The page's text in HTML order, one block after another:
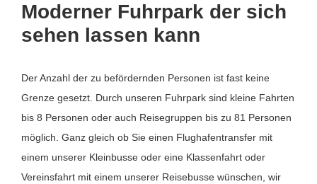
Moderner Fuhrpark der sich
sehen lassen kann
Der Anzahl der zu befördernden Personen ist fast keine
Grenze gesetzt. Durch unseren Fuhrpark sind kleine Fahrten
bis 8 Personen oder auch Reisegruppen bis zu 81 Personen
möglich. Ganz gleich ob Sie einen Flughafentransfer mit
einem unserer Kleinbusse oder eine Klassenfahrt oder
Vereinsfahrt mit einem unserer Reisebusse wünschen, wir